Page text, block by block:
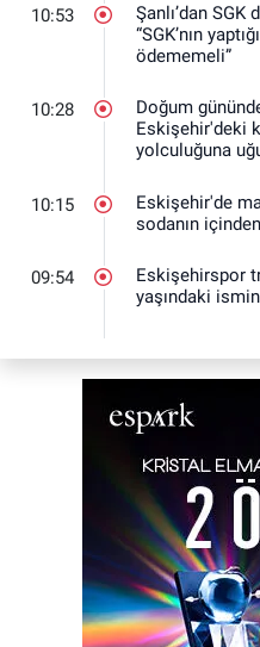
10:53
Şanlı’dan
“SGK’nın
ödememeli”
10:28
Doğum
Eskişehir'deki
yolculuğuna
10:15
Eskişehir'de
sodanın
09:54
Eskişehirspor
yaşındaki